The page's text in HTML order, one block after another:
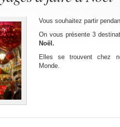
Vous souhaitez partir
On vous présente 3
Noël.
Elles se trouvent chez
Monde.